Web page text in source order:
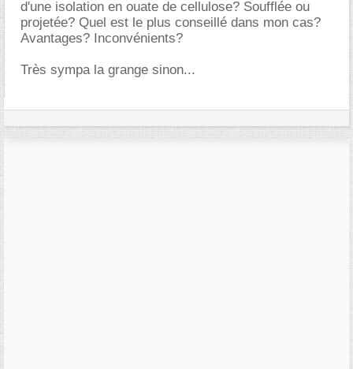
d'une isolation en ouate de cellulose? Soufflée ou
projetée? Quel est le plus conseillé dans mon cas?
Avantages? Inconvénients?
Très sympa la grange sinon...